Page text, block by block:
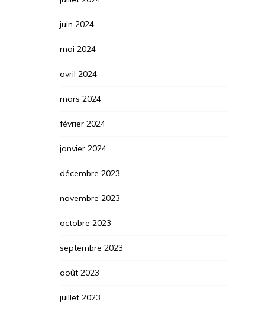
juin 2024
mai 2024
avril 2024
mars 2024
février 2024
janvier 2024
décembre 2023
novembre 2023
octobre 2023
septembre 2023
août 2023
juillet 2023